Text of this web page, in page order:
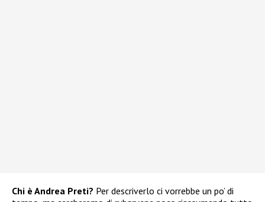
Chi è Andrea Preti? Per descriverlo ci vorrebbe un po’ di